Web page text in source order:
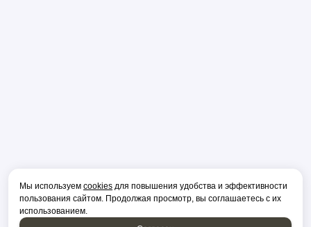
Мы используем cookies для повышения удобства и эффективности
пользования сайтом. Продолжая просмотр, вы соглашаетесь с их
использованием.